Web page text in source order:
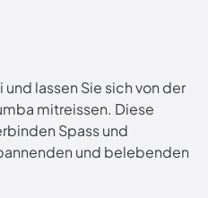
und lassen Sie sich von der
mitreissen. Diese
Spass und
und belebenden